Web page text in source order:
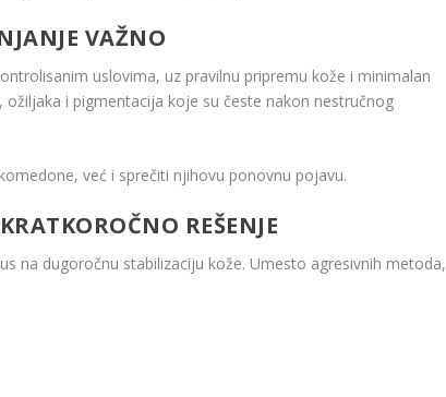
VAŽNO
uslovima, uz pravilnu pripremu kože i minimalan
i pigmentacija koje su česte nakon nestručnog
već i sprečiti njihovu ponovnu pojavu.
REŠENJE
na dugoročnu stabilizaciju kože. Umesto agresivnih metoda,